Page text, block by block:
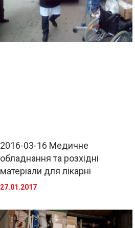
2016-03-16 Медичне
обладнання та розхідні
матеріали для лікарні
27.01.2017